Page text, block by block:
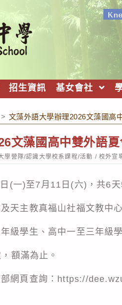
招生資訊 基女會社
> 文藻外語大學辦理2026文藻國高
文藻國高中雙外語
學營隊/認識大學校系課程/活動 / 校外宣
(一)至7月11日(六)，共6天
天主教真福山社福文教中心
級學生、高中一至三年級
額滿為止。
網頁查詢： https://